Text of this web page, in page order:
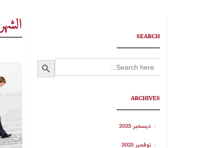
SEARCH
Search
for:
SEARCH BUTTON
ARCHIVES
ديسمبر 2025
نوفمبر 2025